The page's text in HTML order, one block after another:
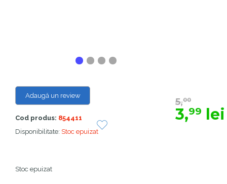
Adaugă un review
Cod produs: 854411
Disponibilitate: Stoc epuizat
5,00
3,99 lei
Stoc epuizat